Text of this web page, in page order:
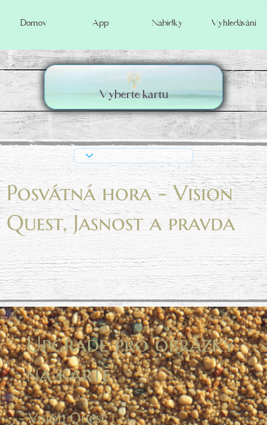
Domov App Nabídky Vyhledávání
- Vision Quest
Upgrade pro obrázky
na kartě
Vyberte kartu
Posvátná hora - Vision
Quest, Jasnost a pravda